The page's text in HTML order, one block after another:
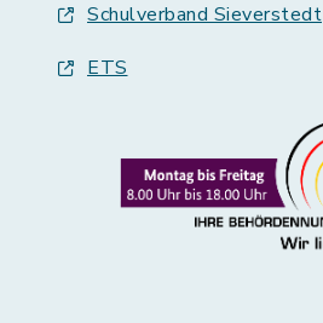
Schulverband Sieverstedt
ETS